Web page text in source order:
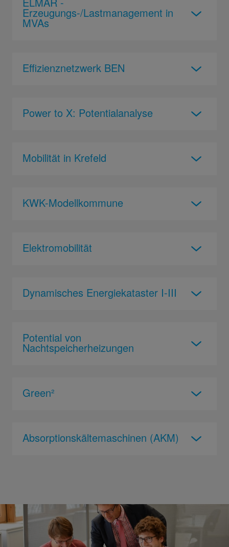
Erzeugungs-/Lastmanagement in
MVAs
Effizienznetzwerk BEN
Power to X: Potentialanalyse
Mobilität in Krefeld
KWK-Modellkommune
Elektromobilität
Dynamisches Energiekataster I-III
Potential von
Nachtspeicherheizungen
Green²
Absorptionskältemaschinen (AKM)